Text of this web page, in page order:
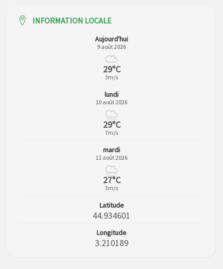
INFORMATION LOCALE
Aujourd'hui
9 août 2026
29°C
3m/s
lundi
10 août 2026
29°C
7m/s
mardi
11 août 2026
27°C
3m/s
Latitude
44.934601
Longitude
3.210189